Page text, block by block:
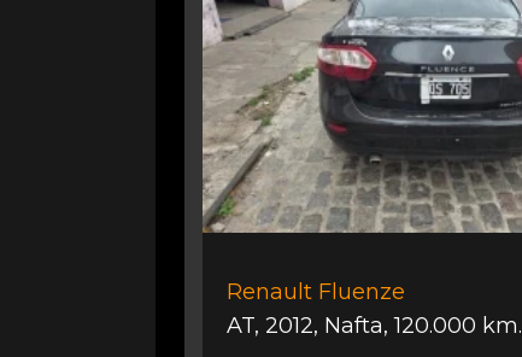
Renault Fluenze
AT, 2012, Nafta,120.000 km.